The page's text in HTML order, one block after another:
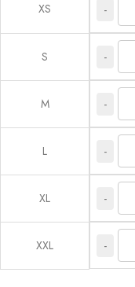
XS -
S -
M -
L -
XL -
XXL -